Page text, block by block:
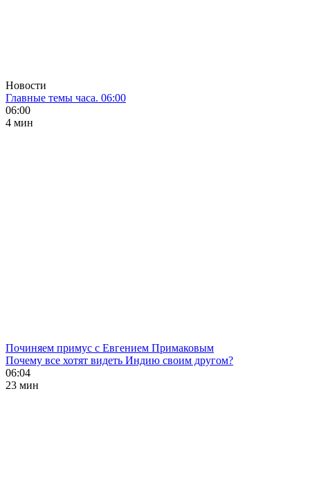
Новости
Главные темы часа. 06:00
06:00
4 мин
Починяем примус с Евгением Примаковым
Почему все хотят видеть Индию своим другом?
06:04
23 мин